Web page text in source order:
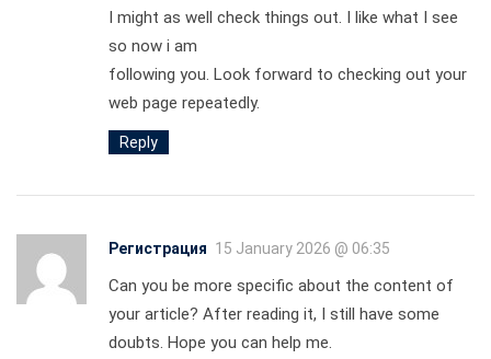
I might as well check things out. I like what I see
so now i am
following you. Look forward to checking out your
web page repeatedly.
Reply
Регистрация 15 January 2026 @ 06:35
Can you be more specific about the content of
your article? After reading it, I still have some
doubts. Hope you can help me.